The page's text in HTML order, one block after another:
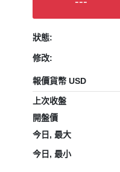
狀態:
修改:
報價貨幣 USD
上次收盤
開盤價
今日, 最大
今日, 最小